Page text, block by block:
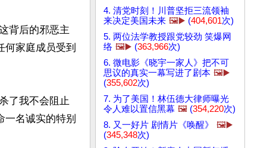
背后的邪恶主
家庭成员受到
了我不会阻止
名诚实的特别
4. 清党时刻！川普坚拒三流领袖
来决定美国未来 🖼️▶️ (404,601次)
5. 两位法学教授跟党较劲 笑爆网
络 🖼️▶️ (363,966次)
6. 微电影《晓宇一家人》把不可
思议的真实一幕写进了剧本 🖼️▶️
(355,602次)
7. 为了美国！林伍德大律师曝光
令人难以置信黑幕 🖼️ (354,220次)
8. 又一好片 剧情片《唤醒》
🖼️▶️
(345,348次)